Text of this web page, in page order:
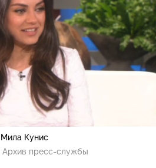
Мила Кунис
Архив пресс-службы